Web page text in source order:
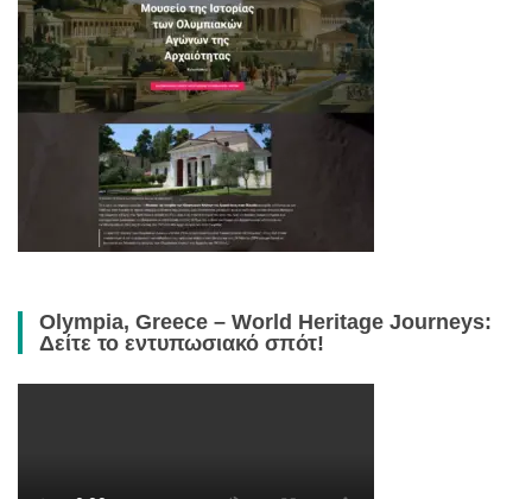
Olympia, Greece – World Heritage Journeys:
Δείτε το εντυπωσιακό σπότ!